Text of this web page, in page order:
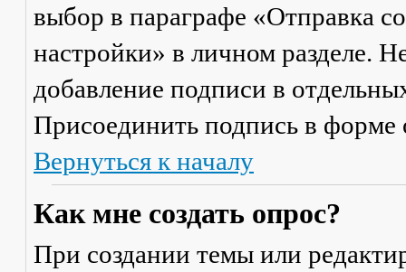
выбор в параграфе «Отправка
настройки» в личном разделе.
добавление подписи в
Присоединить подпись в форме
Вернуться к началу
Как мне создать опрос?
При создании темы или